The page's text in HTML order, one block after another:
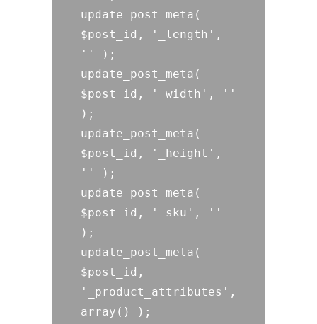
update_post_meta(
$post_id, '_length',
'' );
update_post_meta(
$post_id, '_width', ''
);
update_post_meta(
$post_id, '_height',
'' );
update_post_meta(
$post_id, '_sku', ''
);
update_post_meta(
$post_id,
'_product_attributes',
array() );